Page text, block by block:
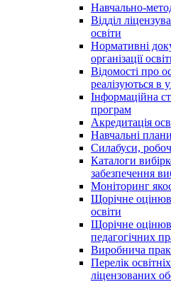
Навчально-
Відділ
освіти
Нормативні
організації
Відомості про
реалізуються в
Інформаційна
програм
Акредитація
Навчальні плани
Силабуси,
Каталоги
забезпечення
Моніторинг
Щорічне
освіти
Щорічне
педагогічних
Виробнича
Перелік
ліцензoваних